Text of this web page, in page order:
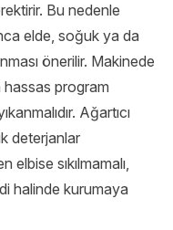
Bu nedenle
elde, soğuk ya da
önerilir. Makinede
hassas program
Ağartıcı
deterjanlar
elbise sıkılmamalı,
halinde kurumaya